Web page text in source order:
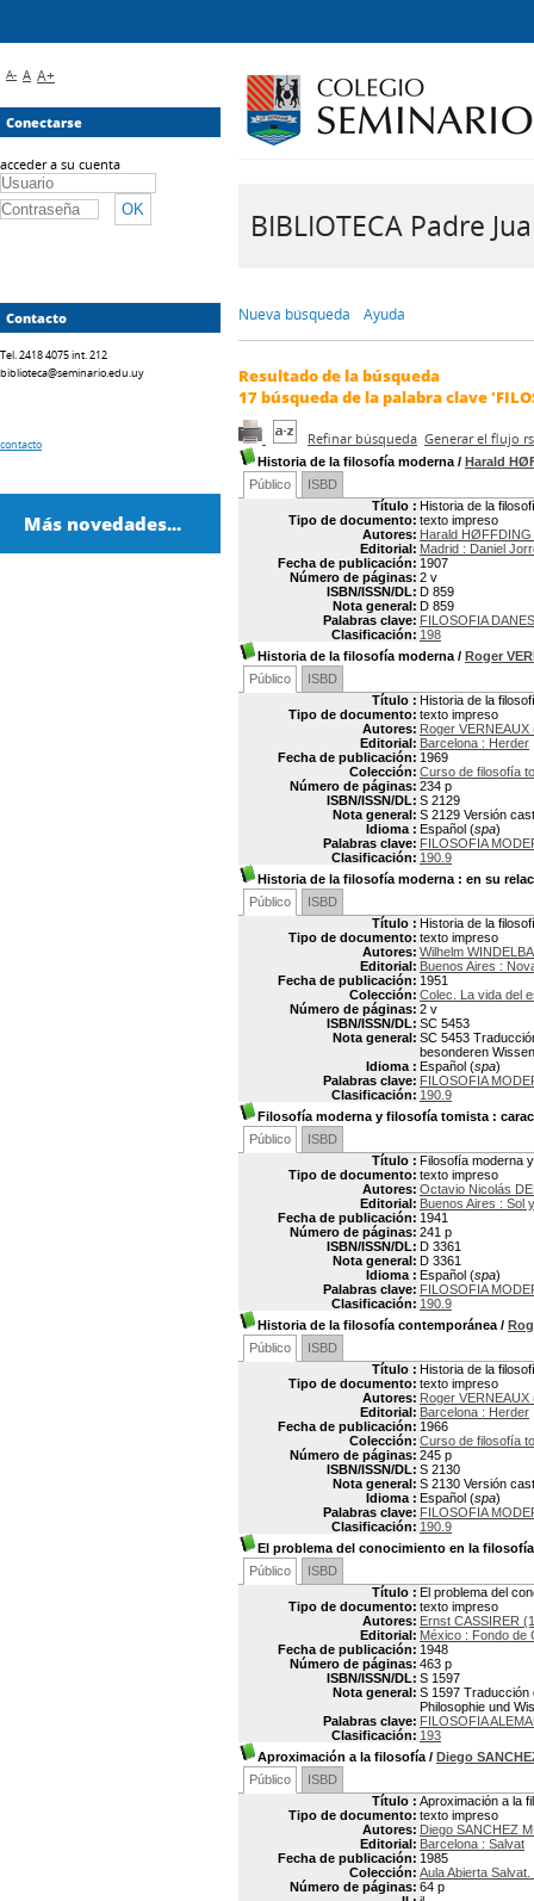
BIBLIOTECA Padre
Nueva búsqueda Ayuda
Resultado de la búsqueda
17búsqueda de la palabra clave
Refinar búsqueda Generar el flujo
Historia de la filosofía moderna / Harald
Público
ISBD
Título : Historia de la
Tipo de documento: texto impreso
Autores: Harald HØFFDING
Editorial: Madrid : Daniel
Fecha de publicación: 1907
Número de páginas: 2 v
ISBN/ISSN/DL: D 859
Nota general: D 859
Palabras clave: FILOSOFIA
Clasificación: 198
Historia de la filosofía moderna / Roger
Público
ISBD
Título : Historia de la
Tipo de documento: texto impreso
Autores: Roger VERNEAUX
Editorial: Barcelona : Herder
Fecha de publicación: 1969
Colección: Curso de filosofía
Número de páginas: 234 p
ISBN/ISSN/DL: S 2129
Nota general: S 2129 Versión
Idioma : Español (spa)
Palabras clave: FILOSOFIA
Clasificación: 190.9
Historia de la filosofía moderna : en su
Público
ISBD
Título : Historia de la
Tipo de documento: texto impreso
Autores: Wilhelm
Editorial: Buenos Aires :
Fecha de publicación: 1951
Colección: Colec. La vida del
Número de páginas: 2 v
ISBN/ISSN/DL: SC 5453
Nota general: SC 5453
besonderen
Idioma : Español (spa)
Palabras clave: FILOSOFIA
Clasificación: 190.9
Filosofía moderna y filosofía tomista :
Público
ISBD
Título : Filosofía moderna
Tipo de documento: texto impreso
Autores: Octavio Nicolás
Editorial: Buenos Aires : Sol
Fecha de publicación: 1941
Número de páginas: 241 p
ISBN/ISSN/DL: D 3361
Nota general: D 3361
Idioma : Español (spa)
Palabras clave: FILOSOFIA
Clasificación: 190.9
Historia de la filosofía contemporánea /
Público
ISBD
Título : Historia de la
Tipo de documento: texto impreso
Autores: Roger VERNEAUX
Editorial: Barcelona : Herder
Fecha de publicación: 1966
Colección: Curso de filosofía
Número de páginas: 245 p
ISBN/ISSN/DL: S 2130
Nota general: S 2130 Versión
Idioma : Español (spa)
Palabras clave: FILOSOFIA
Clasificación: 190.9
El problema del conocimiento en la
Público
ISBD
Título : El problema del
Tipo de documento: texto impreso
Autores: Ernst CASSIRER
Editorial: México : Fondo de
Fecha de publicación: 1948
Número de páginas: 463 p
ISBN/ISSN/DL: S 1597
Nota general: S 1597 Traducción
Philosophie und
Palabras clave: FILOSOFIA
Clasificación: 193
Aproximación a la filosofía / Diego
Público
ISBD
Título : Aproximación a la
Tipo de documento: texto impreso
Autores: Diego SANCHEZ
Editorial: Barcelona : Salvat
Fecha de publicación: 1985
Colección: Aula Abierta
Número de páginas: 64 p
A- A A+
Conectarse
acceder a su cuenta
Contacto
Tel. 2418 4075 int. 212
biblioteca@seminario.edu.uy
contacto
Más novedades...